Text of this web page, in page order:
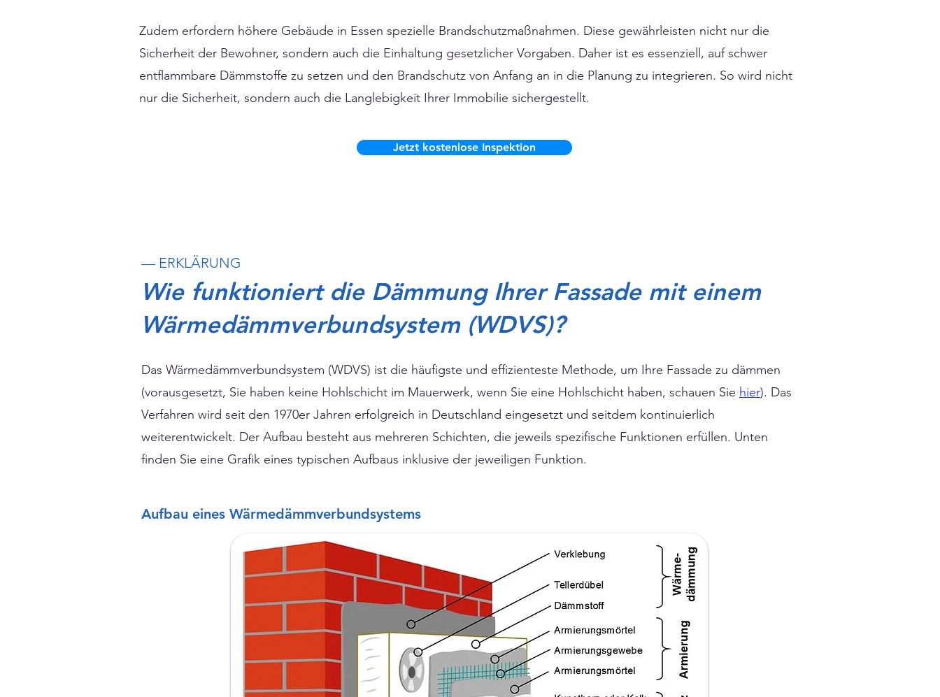
Zudem erfordern höhere Gebäude in Essen spezielle Brandschutzmaßnahmen. Diese gewährleisten nicht nur die
Sicherheit der Bewohner, sondern auch die Einhaltung gesetzlicher Vorgaben. Daher ist es essenziell, auf schwer
entflammbare Dämmstoffe zu setzen und den Brandschutz von Anfang an in die Planung zu integrieren. So wird nicht
nur die Sicherheit, sondern auch die Langlebigkeit Ihrer Immobilie sichergestellt.
Jetzt kostenlose Inspektion
— ERKLÄRUNG
Wie funktioniert die Dämmung Ihrer Fassade mit einem
Wärmedämmverbundsystem (WDVS)?
Das Wärmedämmverbundsystem (WDVS) ist die häufigste und effizienteste Methode, um Ihre Fassade zu dämmen
(vorausgesetzt, Sie haben keine Hohlschicht im Mauerwerk, wenn Sie eine Hohlschicht haben, schauen Sie hier). Das
Verfahren wird seit den 1970er Jahren erfolgreich in Deutschland eingesetzt und seitdem kontinuierlich
weiterentwickelt. Der Aufbau besteht aus mehreren Schichten, die jeweils spezifische Funktionen erfüllen. Unten
finden Sie eine Grafik eines typischen Aufbaus inklusive der jeweiligen Funktion.
Aufbau eines Wärmedämmverbundsystems